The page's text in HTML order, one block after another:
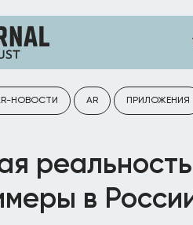
НОВОСТИ AR ПРИЛОЖЕНИЯ
в